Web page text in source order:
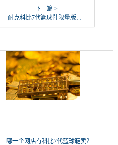
下一篇 >
耐克科比7代篮球鞋限量版美洲豹717块贵吗？
哪一个网店有科比7代篮球鞋卖？